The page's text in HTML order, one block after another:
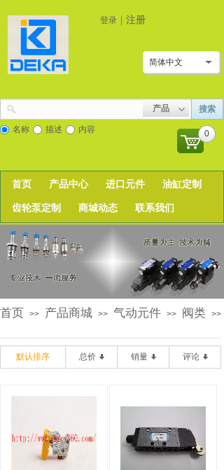
登录 注册
简体中文
产品 搜索
名称 描述 内容 0
首页 产品中心 进口元件 油缸定制
齿轮泵定制 商城动态 联系我们
首页 >> 产品商城 >> 气动元件 >> 阀类 >>
默认排序 总价 销量 评论